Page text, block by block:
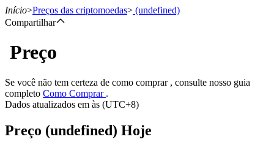
Futuros
Início>Preços das criptomoedas> (undefined)
Compartilhar
Preço
Se você não tem certeza de como comprar , consulte nosso guia
completo Como Comprar .
Dados atualizados em às (UTC+8)
Preço (undefined) Hoje